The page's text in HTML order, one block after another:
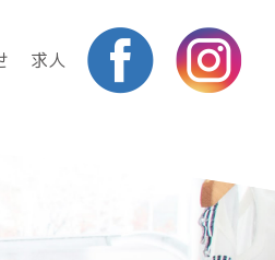
求人